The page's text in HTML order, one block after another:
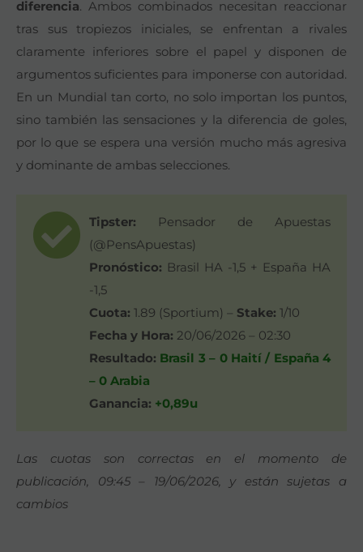
diferencia. Ambos combinados necesitan reaccionar
tras sus tropiezos iniciales, se enfrentan a rivales
claramente inferiores sobre el papel y disponen de
argumentos suficientes para imponerse con autoridad.
En un Mundial tan corto, no solo importan los puntos,
sino también las sensaciones y la diferencia de goles,
por lo que se espera una versión mucho más agresiva
y dominante de ambas selecciones.
Tipster: Pensador de Apuestas
(@PensApuestas)
Pronóstico: Brasil HA -1,5 + España HA
-1,5
Cuota: 1.89 (Sportium) – Stake: 1/10
Fecha y Hora: 20/06/2026 – 02:30
Resultado: Brasil 3 – 0 Haití / España 4
– 0 Arabia
Ganancia: +0,89u
Las cuotas son correctas en el momento de
publicación, 09:45 – 19/06/2026, y están sujetas a
cambios